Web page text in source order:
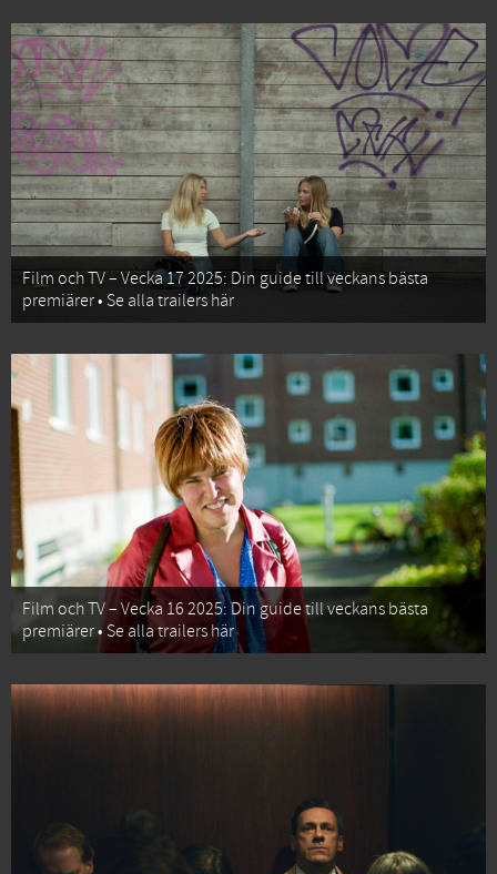
Film och TV – Vecka 17 2025: Din guide till veckans bästa
premiärer • Se alla trailers här
Film och TV – Vecka 16 2025: Din guide till veckans bästa
premiärer • Se alla trailers här